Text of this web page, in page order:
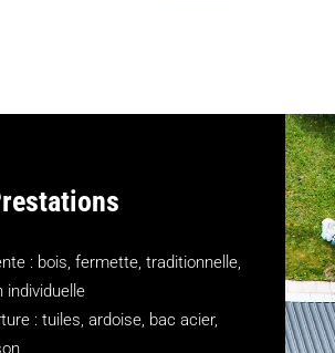
: bois, fermette, traditionnelle,
individuelle
: tuiles, ardoise, bac acier,